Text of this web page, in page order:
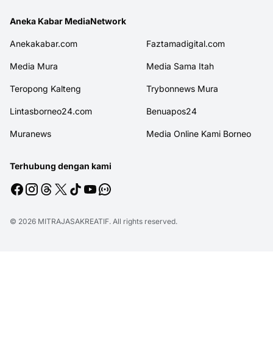
Aneka Kabar MediaNetwork
Anekakabar.com Faztamadigital.com
Media Mura Media Sama Itah
Teropong Kalteng Trybonnews Mura
Lintasborneo24.com Benuapos24
Muranews Media Online Kami Borneo
Terhubung dengan kami
© 2026 MITRAJASAKREATIF. All rights reserved.